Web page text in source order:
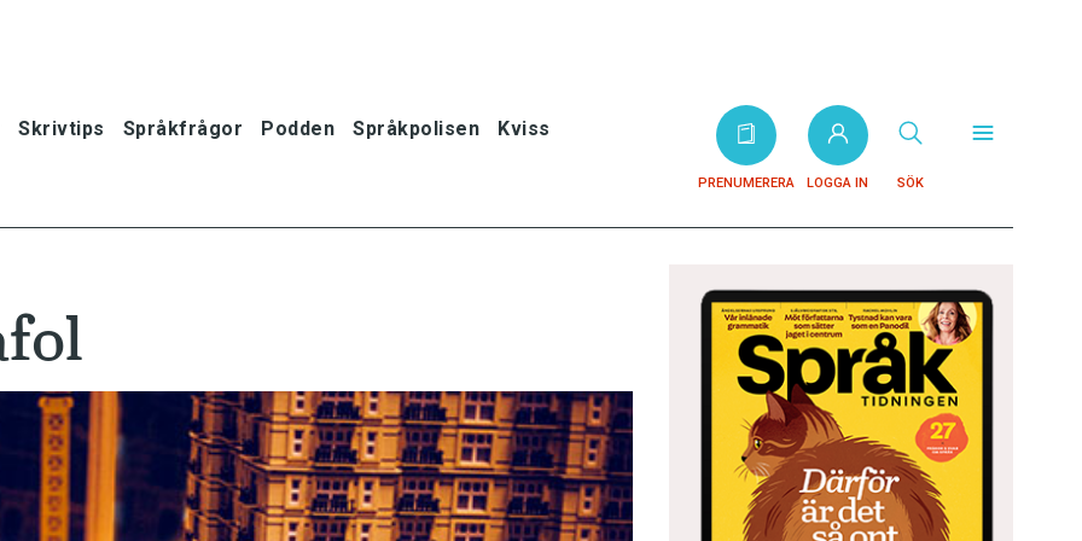
Skrivtips Språkfrågor Podden Språkpolisen Kviss
PRENUMERERA LOGGA IN SÖK